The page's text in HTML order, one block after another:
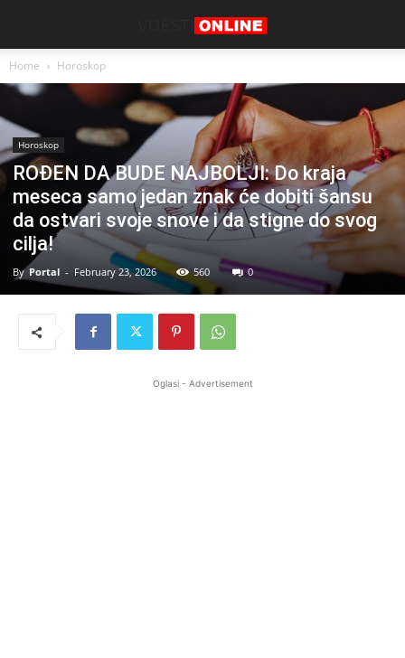
Home Horoskop
Horoskop
ROĐEN DA BUDE NAJBOLJI: Do kraja
meseca samo jedan znak će dobiti šansu
da ostvari svoje snove i da stigne do svog
cilja!
By Portal - February 23, 2026 560 0
Oglasi - Advertisement